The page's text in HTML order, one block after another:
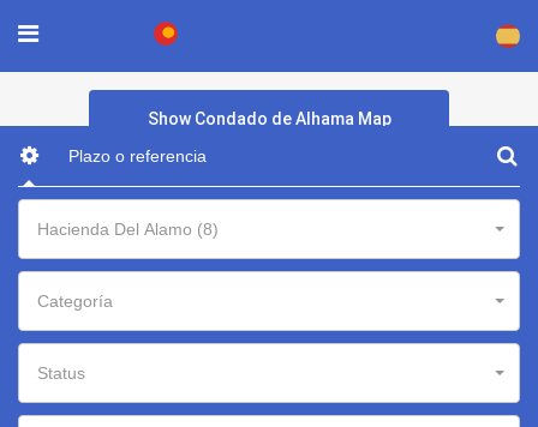
×
Show Condado de Alhama Map
Hacienda Del Alamo (8)
Categoría
Status